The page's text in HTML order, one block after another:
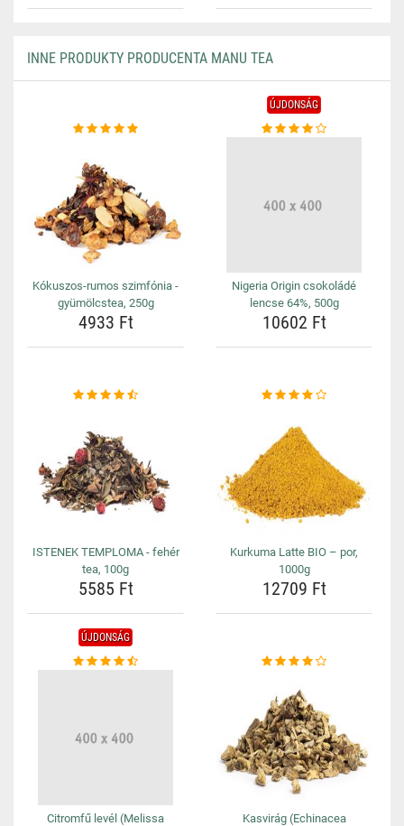
INNE PRODUKTY PRODUCENTA MANU TEA
Kókuszos-rumos szimfónia -
gyümölcstea, 250g
4933 Ft
ÚJDONSÁG
Nigeria Origin csokoládé
lencse 64%, 500g
10602 Ft
ISTENEK TEMPLOMA - fehér
tea, 100g
5585 Ft
Kurkuma Latte BIO – por,
1000g
12709 Ft
ÚJDONSÁG
Citromfű levél (Melissa
Kasvirág (Echinacea